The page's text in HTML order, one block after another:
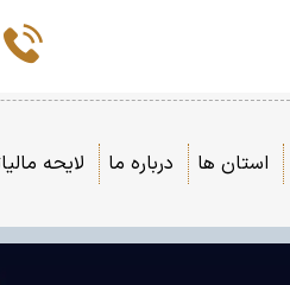
استان ها درباره ما لایحه